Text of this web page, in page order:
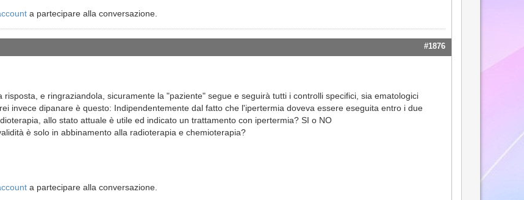
a partecipare alla conversazione.
#1876
risposta, e ringraziandola, sicuramente la "paziente" segue e seguirà tutti i controlli specifici, sia ematologici
invece dipanare è questo: Indipendentemente dal fatto che l'ipertermia doveva essere eseguita entro i due
allo stato attuale è utile ed indicato un trattamento con ipertermia? SI o NO
è solo in abbinamento alla radioterapia e chemioterapia?
a partecipare alla conversazione.